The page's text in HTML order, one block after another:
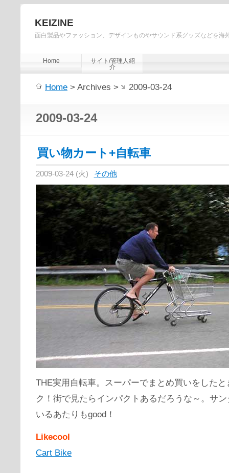
KEIZINE
面白製品やファッション、デザインものやサウンド系グッズなどを海
Home
サイト/管理人紹
介
Home > Archives > 2009-03-24
2009-03-24
買い物カート+自転車
2009-03-24 (火) その他
THE実用自転車。スーパーでまとめ買いをした
ク！街で見たらインパクトあるだろうな～。サ
いるあたりもgood！
Likecool
Cart Bike